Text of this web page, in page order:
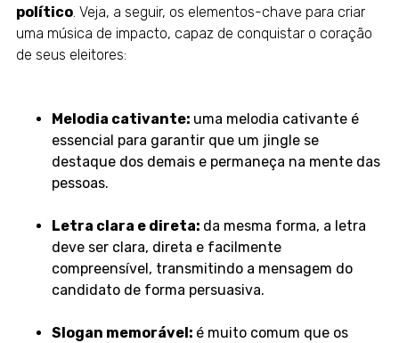
político. Veja, a seguir, os elementos-chave para criar
uma música de impacto, capaz de conquistar o coração
de seus eleitores:
Melodia cativante: uma melodia cativante é
essencial para garantir que um jingle se
destaque dos demais e permaneça na mente das
pessoas.
Letra clara e direta: da mesma forma, a letra
deve ser clara, direta e facilmente
compreensível, transmitindo a mensagem do
candidato de forma persuasiva.
Slogan memorável: é muito comum que os